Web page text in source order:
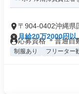
〒904-0402沖縄県
月給20万2000円以
応募資格 ＊普通自
制服あり フリーター